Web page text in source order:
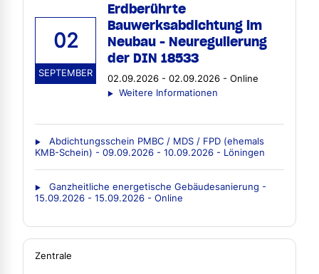
02
SEPTEMBER
Erdberührte
Bauwerksabdichtung im
Neubau - Neuregulierung
der DIN 18533
02.09.2026 - 02.09.2026 - Online
Weitere Informationen
Abdichtungsschein PMBC / MDS / FPD (ehemals
KMB-Schein) - 09.09.2026 - 10.09.2026 - Löningen
Ganzheitliche energetische Gebäudesanierung -
15.09.2026 - 15.09.2026 - Online
Zentrale